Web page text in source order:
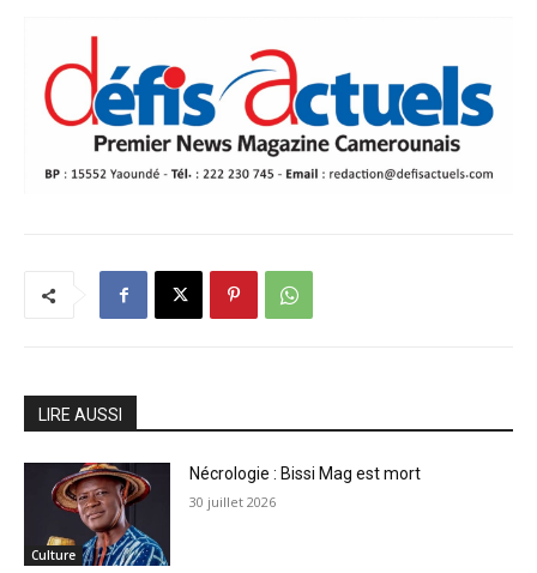
LIRE AUSSI
Culture
Nécrologie : Bissi Mag est mort
30 juillet 2026